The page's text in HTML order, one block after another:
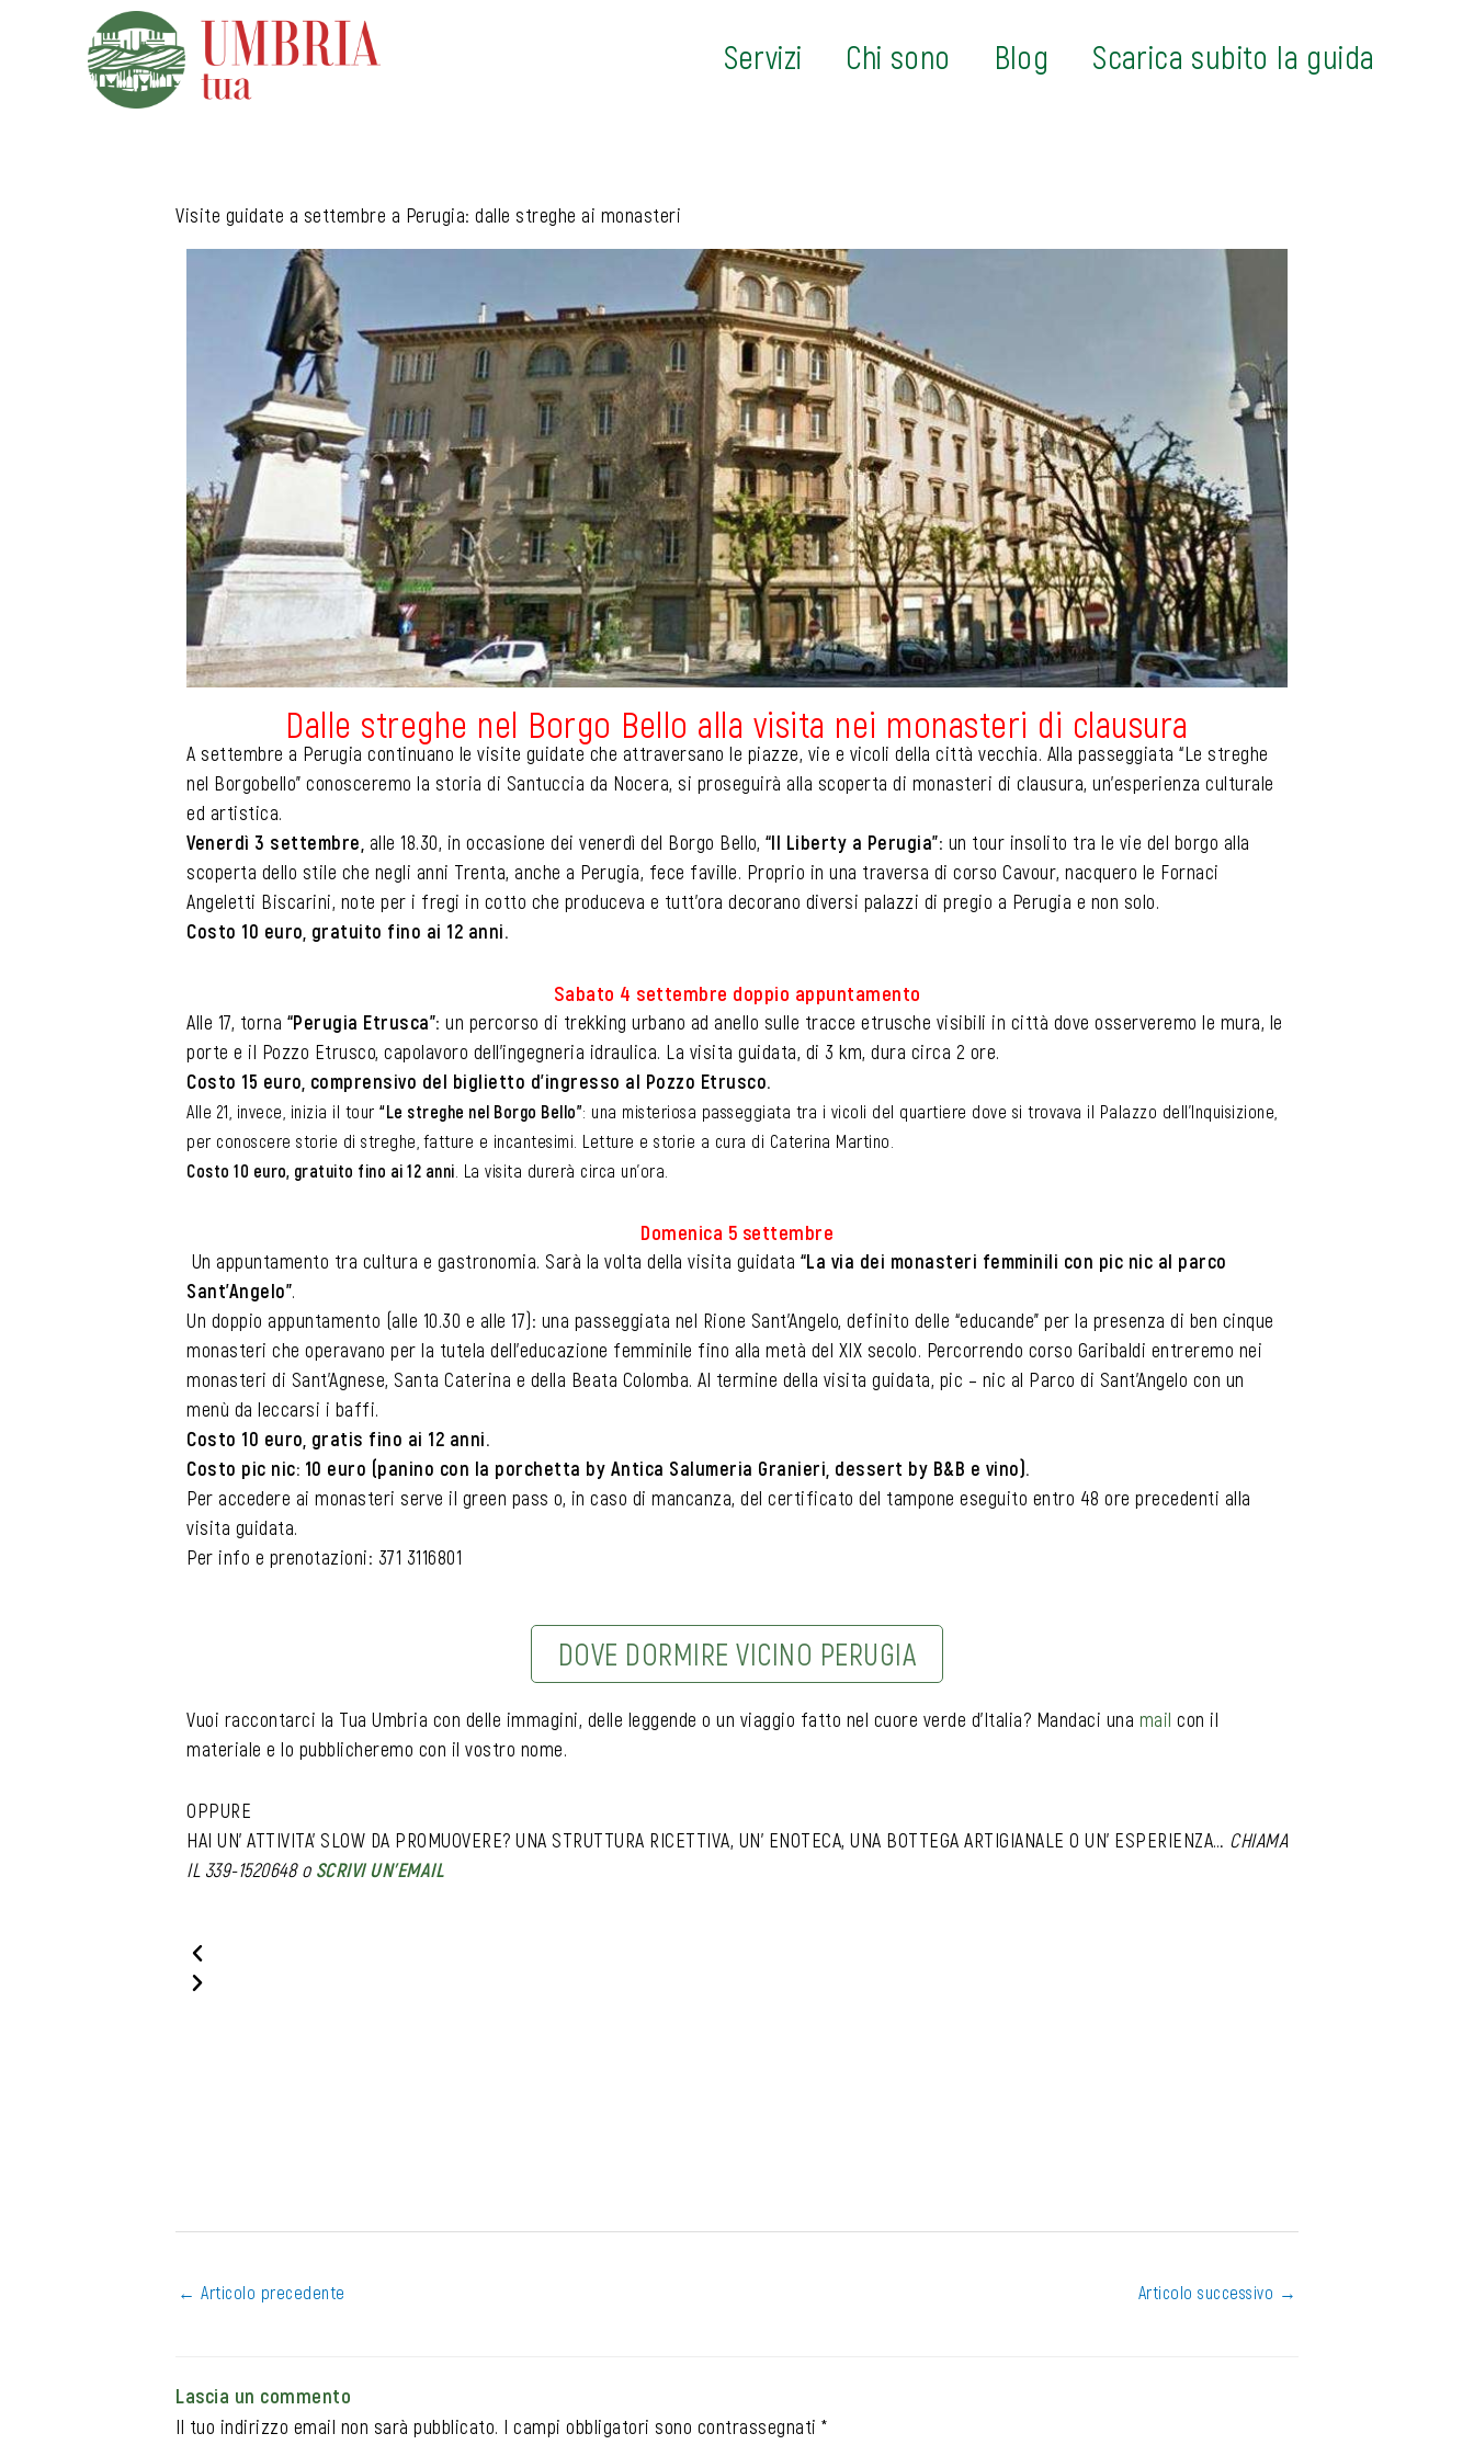
Servizi Chi sono Blog Scarica subito la guida
Visite guidate a settembre a Perugia: dalle streghe ai monasteri
Dalle streghe nel Borgo Bello alla visita nei monasteri di clausura
A settembre a Perugia continuano le visite guidate che attraversano le piazze, vie e vicoli della città vecchia. Alla passeggiata “Le streghe
nel Borgobello” conosceremo la storia di Santuccia da Nocera, si proseguirà alla scoperta di monasteri di clausura, un’esperienza culturale
ed artistica.
Venerdì 3 settembre, alle 18.30, in occasione dei venerdì del Borgo Bello, “Il Liberty a Perugia”: un tour insolito tra le vie del borgo alla
scoperta dello stile che negli anni Trenta, anche a Perugia, fece faville. Proprio in una traversa di corso Cavour, nacquero le Fornaci
Angeletti Biscarini, note per i fregi in cotto che produceva e tutt’ora decorano diversi palazzi di pregio a Perugia e non solo.
Costo 10 euro, gratuito fino ai 12 anni.
Sabato 4 settembre doppio appuntamento
Alle 17, torna “Perugia Etrusca”: un percorso di trekking urbano ad anello sulle tracce etrusche visibili in città dove osserveremo le mura, le
porte e il Pozzo Etrusco, capolavoro dell’ingegneria idraulica. La visita guidata, di 3 km, dura circa 2 ore.
Costo 15 euro, comprensivo del biglietto d’ingresso al Pozzo Etrusco.
Alle 21, invece, inizia il tour “Le streghe nel Borgo Bello”: una misteriosa passeggiata tra i vicoli del quartiere dove si trovava il Palazzo dell’Inquisizione,
per conoscere storie di streghe, fatture e incantesimi. Letture e storie a cura di Caterina Martino.
Costo 10 euro, gratuito fino ai 12 anni . La visita durerà circa un’ora.
Domenica 5 settembre
Un appuntamento tra cultura e gastronomia. Sarà la volta della visita guidata “La via dei monasteri femminili con pic nic al parco
Sant’Angelo”.
Un doppio appuntamento (alle 10.30 e alle 17): una passeggiata nel Rione Sant’Angelo, definito delle “educande” per la presenza di ben cinque
monasteri che operavano per la tutela dell’educazione femminile fino alla metà del XIX secolo. Percorrendo corso Garibaldi entreremo nei
monasteri di Sant’Agnese, Santa Caterina e della Beata Colomba. Al termine della visita guidata, pic – nic al Parco di Sant’Angelo con un
menù da leccarsi i baffi.
Costo 10 euro, gratis fino ai 12 anni.
Costo pic nic: 10 euro (panino con la porchetta by Antica Salumeria Granieri, dessert by B&B e vino).
Per accedere ai monasteri serve il green pass o, in caso di mancanza, del certificato del tampone eseguito entro 48 ore precedenti alla
visita guidata.
Per info e prenotazioni: 371 3116801
DOVE DORMIRE VICINO PERUGIA
Vuoi raccontarci la Tua Umbria con delle immagini, delle leggende o un viaggio fatto nel cuore verde d’Italia? Mandaci una mail con il
materiale e lo pubblicheremo con il vostro nome.
OPPURE
HAI UN’ ATTIVITA’ SLOW DA PROMUOVERE? UNA STRUTTURA RICETTIVA, UN’ ENOTECA, UNA BOTTEGA ARTIGIANALE O UN’ ESPERIENZA… CHIAMA
IL 339-1520648o SCRIVI UN’EMAIL
← Articolo precedente Articolo successivo →
Lascia un commento
Il tuo indirizzo email non sarà pubblicato. I campi obbligatori sono contrassegnati *